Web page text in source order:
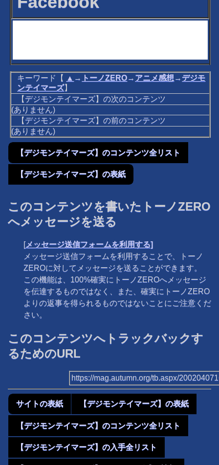
キーワード【 ▲ → トーノZERO→ アニメ感想 → デジモ
ンテイマーズ】
【デジモンテイマーズ】の次のコンテンツ
(ありません)
【デジモンテイマーズ】の前のコンテンツ
(ありません)
【デジモンテイマーズ】のコンテンツ全リスト
【デジモンテイマーズ】の表紙
このコンテンツを書いたトーノZERO
へメッセージを送る
[メッセージ送信フォームを利用する]
メッセージ送信フォームを利用することで、トーノ
ZEROに対してメッセージを送ることができます。
この機能は、100%確実にトーノZEROへメッセージ
を伝達するものではなく、また、確実にトーノZERO
よりの返事を得られるものではないことにご注意くだ
さい。
このコンテンツへトラックバックす
るためのURL
https://mag.autumn.org/tb.aspx/
サイトの表紙 【デジモンテイマーズ】の表紙
【デジモンテイマーズ】のコンテンツ全リスト
【デジモンテイマーズ】の入手全リスト